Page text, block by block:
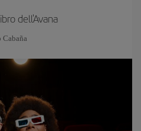
dell'Avana